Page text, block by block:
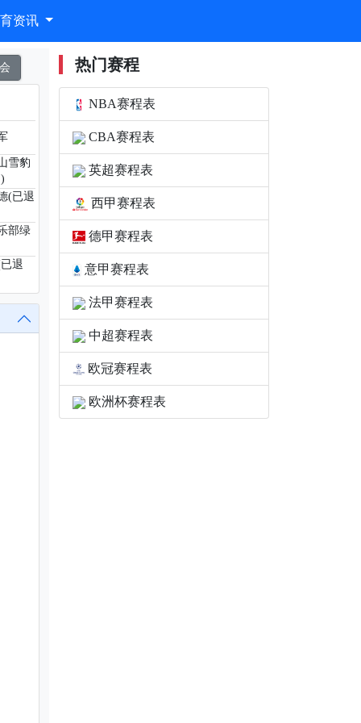
资讯
雪豹
(已退
部绿
退
热门赛程
NBA赛程表
CBA赛程表
英超赛程表
西甲赛程表
德甲赛程表
意甲赛程表
法甲赛程表
中超赛程表
欧冠赛程表
欧洲杯赛程表